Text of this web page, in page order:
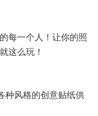
每一个人！让你的照
这么玩！
种风格的创意贴纸供